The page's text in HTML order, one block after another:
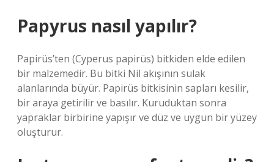
Papyrus nasıl yapılır?
Papirüs’ten (Cyperus papirüs) bitkiden elde edilen
bir malzemedir. Bu bitki Nil akışının sulak
alanlarında büyür. Papirüs bitkisinin sapları kesilir,
bir araya getirilir ve basılır. Kuruduktan sonra
yapraklar birbirine yapışır ve düz ve uygun bir yüzey
oluşturur.